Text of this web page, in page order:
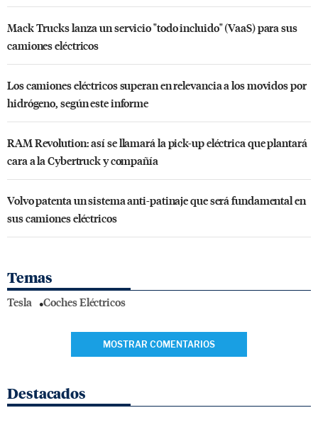
Mack Trucks lanza un servicio "todo incluido" (VaaS) para sus
camiones eléctricos
Los camiones eléctricos superan en relevancia a los movidos por
hidrógeno, según este informe
RAM Revolution: así se llamará la pick-up eléctrica que plantará
cara a la Cybertruck y compañía
Volvo patenta un sistema anti-patinaje que será fundamental en
sus camiones eléctricos
Temas
Tesla Coches Eléctricos
MOSTRAR COMENTARIOS
Destacados